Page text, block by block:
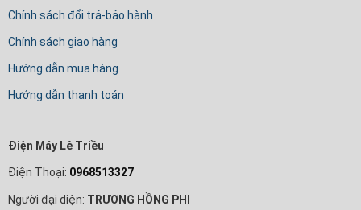
Chính sách đổi trả-bảo hành
Chính sách giao hàng
Hướng dẫn mua hàng
Hướng dẫn thanh toán
Điện Máy Lê Triều
Điện Thoại: 0968513327
Người đại diện: TRƯƠNG HỒNG PHI